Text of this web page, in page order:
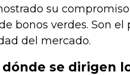
su
bonos verdes. Son
del mercado.
dónde se dirigen